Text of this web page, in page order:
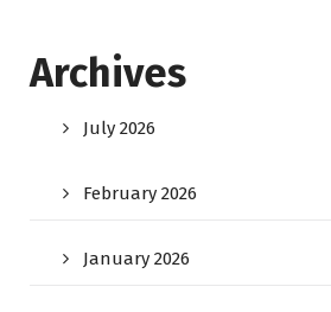
Archives
July 2026
February 2026
January 2026